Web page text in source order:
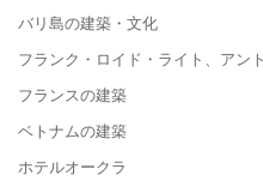
バリ島の建築・文化
フランク・ロイド・ライト、アン
フランスの建築
ベトナムの建築
ホテルオークラ